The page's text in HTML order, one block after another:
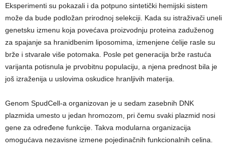
Eksperimenti su pokazali i da potpuno sintetički hemijski sistem
može da bude podložan prirodnoj selekciji. Kada su istraživači uneli
genetsku izmenu koja povećava proizvodnju proteina zaduženog
za spajanje sa hranidbenim liposomima, izmenjene ćelije rasle su
brže i stvarale više potomaka. Posle pet generacija brže rastuća
varijanta potisnula je prvobitnu populaciju, a njena prednost bila je
još izraženija u uslovima oskudice hranljivih materija.
Genom SpudCell-a organizovan je u sedam zasebnih DNK
plazmida umesto u jedan hromozom, pri čemu svaki plazmid nosi
gene za određene funkcije. Takva modularna organizacija
omogućava nezavisne izmene pojedinačnih funkcionalnih celina.